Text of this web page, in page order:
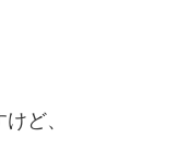
ど、